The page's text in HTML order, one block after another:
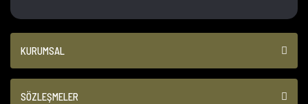
KURUMSAL
SÖZLEŞMELER